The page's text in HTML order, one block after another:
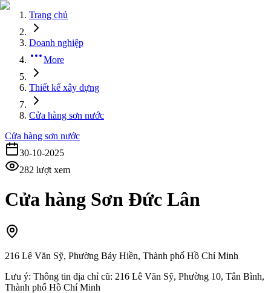
Trang chủ
Doanh nghiệp
More
Thiết kế xây dựng
Cửa hàng sơn nước
Cửa hàng sơn nước
30-10-2025
282 lượt xem
Cửa hàng Sơn Đức Lân
216 Lê Văn Sỹ, Phường Bảy Hiền, Thành phố Hồ Chí Minh
Lưu ý: Thông tin địa chỉ cũ: 216 Lê Văn Sỹ, Phường 10, Tân Bình,
Thành phố Hồ Chí Minh